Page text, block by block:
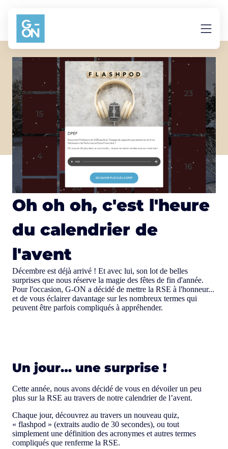
Aller au contenu
Oh oh oh, c'est l'heure
du calendrier de
l'avent
Décembre est déjà arrivé ! Et avec lui, son lot de belles
surprises que nous réserve la magie des fêtes de fin d'année.
Pour l'occasion, G-ON a décidé de mettre la RSE à l'honneur...
et de vous éclairer davantage sur les nombreux termes qui
peuvent être parfois compliqués à appréhender.
Un jour… une surprise !
Cette année, nous avons décidé de vous en dévoiler un peu
plus sur la RSE au travers de notre calendrier de l’avent.
Chaque jour, découvrez au travers un nouveau quiz,
« flashpod » (extraits audio de 30 secondes), ou tout
simplement une définition des acronymes et autres termes
compliqués que renferme la RSE.